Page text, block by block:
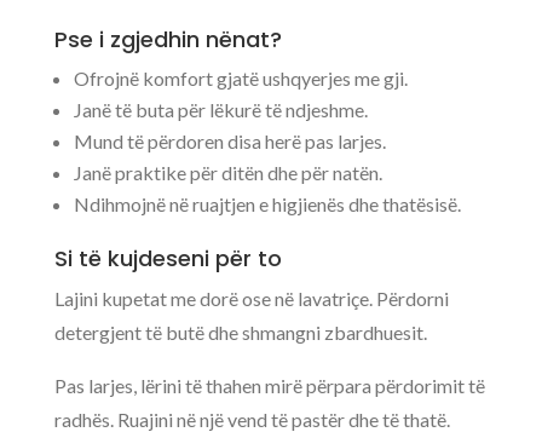
Pse i zgjedhin nënat?
Ofrojnë komfort gjatë ushqyerjes me gji.
Janë të buta për lëkurë të ndjeshme.
Mund të përdoren disa herë pas larjes.
Janë praktike për ditën dhe për natën.
Ndihmojnë në ruajtjen e higjienës dhe thatësisë.
Si të kujdeseni për to
Lajini kupetat me dorë ose në lavatriçe. Përdorni
detergjent të butë dhe shmangni zbardhuesit.
Pas larjes, lërini të thahen mirë përpara përdorimit të
radhës. Ruajini në një vend të pastër dhe të thatë.